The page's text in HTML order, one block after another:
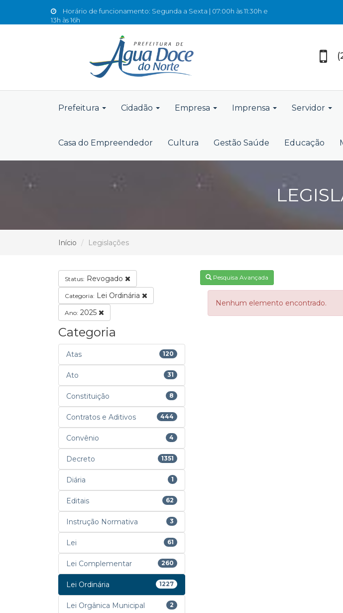
Horário de funcionamento: Segunda a Sexta | 07:00h às 11:30h e
13h às 16h
Prefeitura Cidadão Empresa Imprensa Servidor
Casa do Empreendedor Cultura Gestão Saúde Educação
Início Legislações
Status: Revogado
Categoria: Lei Ordinária
Ano: 2025
Categoria
Atas 120
Ato 31
Constituição 8
Contratos e Aditivos 444
Convênio 4
Decreto 1351
Diária 1
Editais 62
Instrução Normativa 3
Lei 61
Lei Complementar 260
Lei Ordinária 1227
Lei Orgânica Municipal 2
Pesquisa Avançada
Nenhum elemento encontrado.